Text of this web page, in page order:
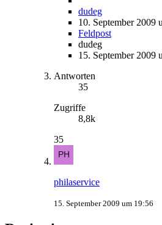
dudeg
10. September 2009
Feldpost
dudeg
15. September 2009
Antworten
35
Zugriffe
8,8k
35
philaservice
15. September 2009 um 19:56